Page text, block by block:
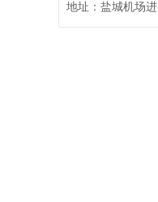
地址：盐城机场